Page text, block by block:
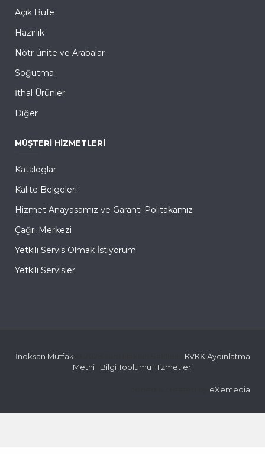
Açık Büfe
Hazırlık
Nötr ünite ve Arabalar
Soğutma
İthal Ürünler
Diğer
MÜŞTERI HIZMETLERI
Kataloglar
Kalite Belgeleri
Hizmet Anayasamız ve Garanti Politakamız
Çağrı Merkezi
Yetkili Servis Olmak İstiyorum
Yetkili Servisler
İnoksan Mutfak
KVKK Aydınlatma
Metni| Bilgi Toplumu Hizmetleri
eXemedia